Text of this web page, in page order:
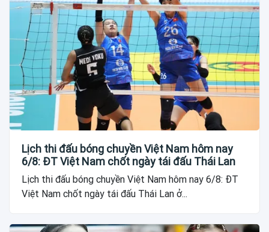
Lịch thi đấu bóng chuyền Việt Nam hôm nay
6/8: ĐT Việt Nam chốt ngày tái đấu Thái Lan
Lịch thi đấu bóng chuyền Việt Nam hôm nay 6/8: ĐT
Việt Nam chốt ngày tái đấu Thái Lan ở...